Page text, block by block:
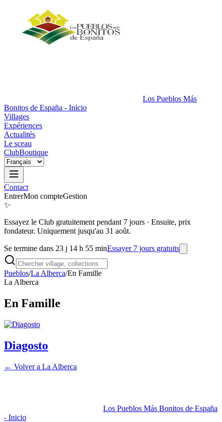
Los Pueblos Más
Bonitos de España - Inicio
Villages
Expériences
Actualités
Le sceau
ClubBoutique
Contact
EntrerMon compteGestion
✨
Essayez le Club gratuitement pendant 7 jours · Ensuite, prix
fondateur. Uniquement jusqu'au 31 août.
Se termine dans 23 j 14 h 55 minEssayer 7 jours gratuits
Pueblos/La Alberca/En Famille
La Alberca
En Famille
Diagosto
← Volver a La Alberca
Los Pueblos Más Bonitos de España
- Inicio